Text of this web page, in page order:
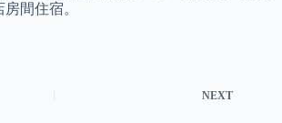
間住宿。
NEXT